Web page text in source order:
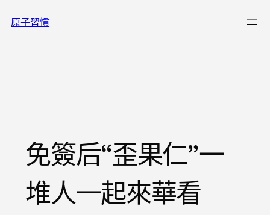
至原子習慣
免簽后“歪果仁”一
堆人一起來華看